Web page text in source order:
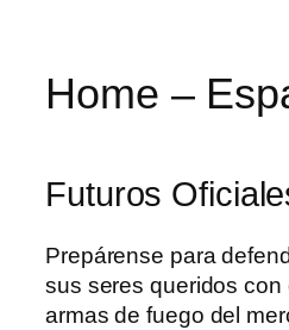
Home –
Futuros
Prepárense para
sus seres queridos con
armas de fuego del